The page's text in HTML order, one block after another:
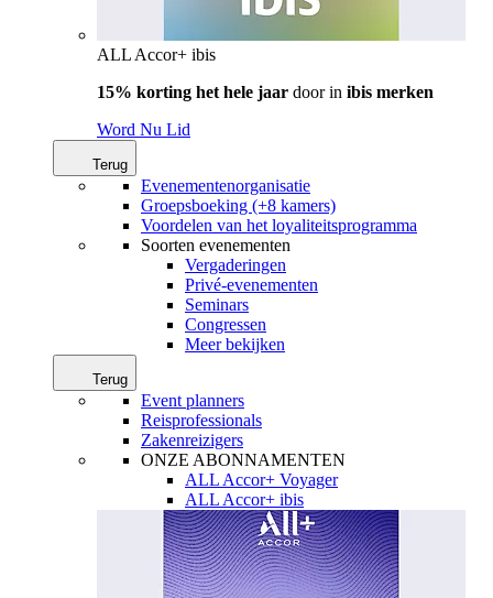
ALL Accor+ ibis
15% korting het hele jaar door in ibis merken
Word Nu Lid
Terug
Evenementenorganisatie
Groepsboeking (+8 kamers)
Voordelen van het loyaliteitsprogramma
Soorten evenementen
Vergaderingen
Privé-evenementen
Seminars
Congressen
Meer bekijken
Terug
Event planners
Reisprofessionals
Zakenreizigers
ONZE ABONNAMENTEN
ALL Accor+ Voyager
ALL Accor+ ibis